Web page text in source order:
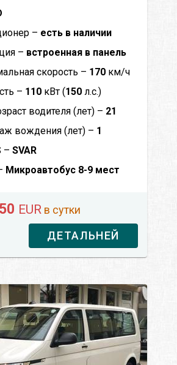
– есть в наличии
– встроенная в панель
скорость – 170 км/ч
– 110 кВт (150 л.с.)
водителя (лет) – 21
вождения (лет) – 1
– SVAR
Микроавтобус 8-9 мест
EUR в сутки
ДЕТАЛЬНЕЙ